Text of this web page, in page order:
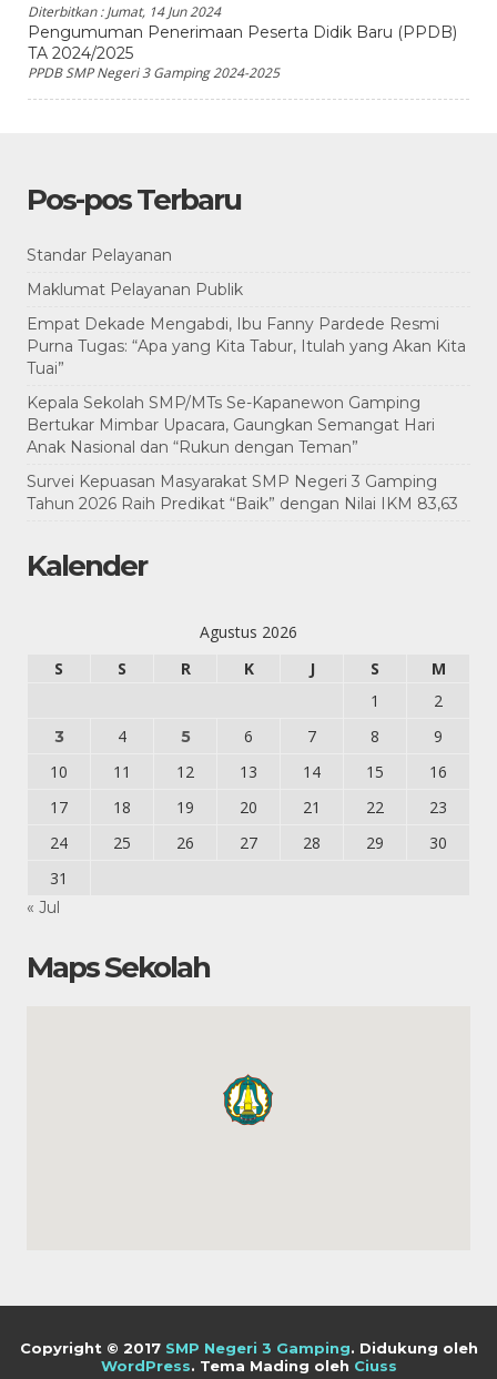
Diterbitkan :Jumat, 14 Jun 2024
Pengumuman Penerimaan Peserta Didik Baru (PPDB)
TA 2024/2025
PPDB SMP Negeri 3 Gamping 2024-2025
Pos-pos Terbaru
Standar Pelayanan
Maklumat Pelayanan Publik
Empat Dekade Mengabdi, Ibu Fanny Pardede Resmi
Purna Tugas: “Apa yang Kita Tabur, Itulah yang Akan Kita
Tuai”
Kepala Sekolah SMP/MTs Se-Kapanewon Gamping
Bertukar Mimbar Upacara, Gaungkan Semangat Hari
Anak Nasional dan “Rukun dengan Teman”
Survei Kepuasan Masyarakat SMP Negeri 3 Gamping
Tahun 2026 Raih Predikat “Baik” dengan Nilai IKM 83,63
Kalender
Agustus 2026
S
S R K J S
M
1
2
3 4 5 6 7 8
9
10
11 12 13 14 15
16
17
18 19 20 21 22
23
24
25 26 27 28 29
30
31
« Jul
Maps Sekolah
Copyright © 2017 SMP Negeri 3 Gamping. Didukung oleh
WordPress. Tema Mading oleh Ciuss